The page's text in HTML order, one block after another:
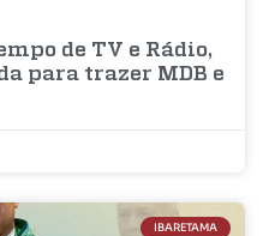
de TV e Rádio,
para trazer MDB e
IBARETAMA